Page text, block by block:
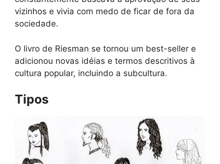
vizinhos e vivia com medo de ficar de fora da
sociedade.
O livro de Riesman se tornou um best-seller e
adicionou novas idéias e termos descritivos à
cultura popular, incluindo a subcultura.
Tipos